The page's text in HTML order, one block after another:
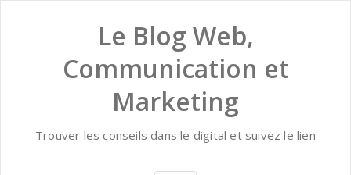
Le Blog Web,
Communication et
Marketing
Trouver les conseils dans le digital et suivez le lien